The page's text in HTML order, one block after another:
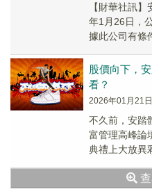
【財華社訊
年1月26日，
據此公司有條
股價向下，
看？
2026年01月21
不久前，安踏
富管理高峰論
典禮上大放異